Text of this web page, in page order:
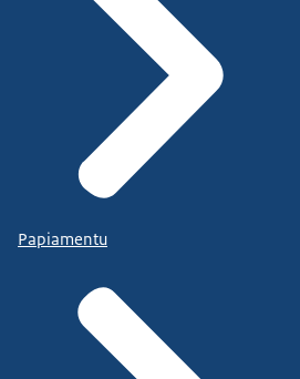
Papiamentu